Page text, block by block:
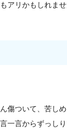
アリかもしれま
傷ついて、苦し
一言からずっし